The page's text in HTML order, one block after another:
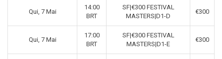
Qui, 7 Mai
14:00
BRT
SF|€300 FESTIVAL
MASTERS|D1-D
€300
Qui, 7 Mai
17:00
BRT
SF|€300 FESTIVAL
MASTERS|D1-E
€300